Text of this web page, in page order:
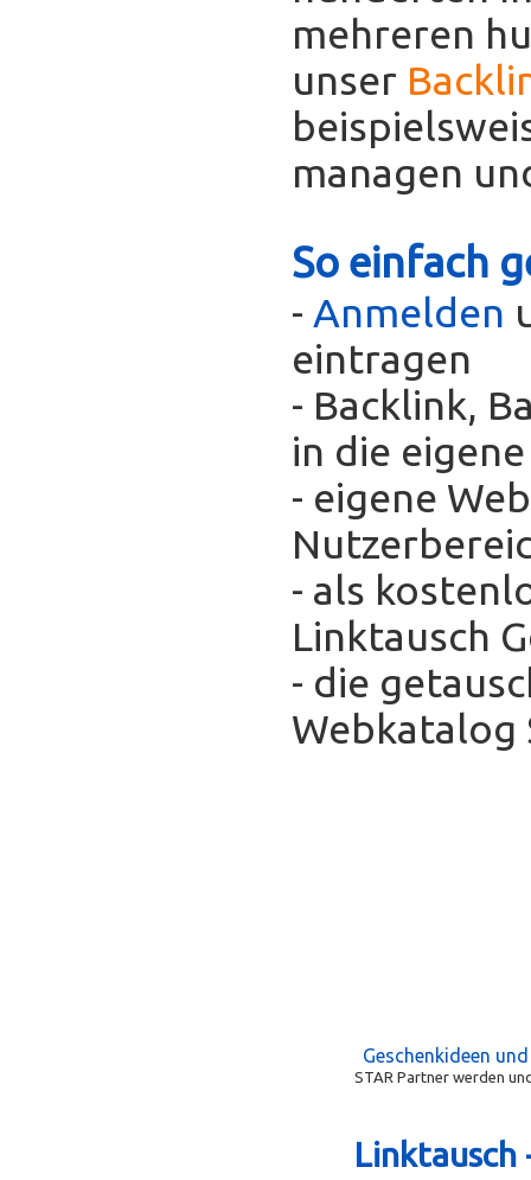
mehreren
unser
managen
So einfach
- Anmelden
eintragen
- Backlink,
in die
- eigene
- als
Linktausch
- die
Webkatalog
Geschenkideen
STAR Partner werden
Linktausch